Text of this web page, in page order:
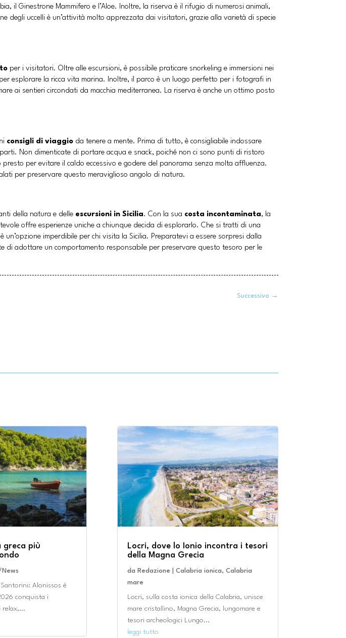
il Ginestrone Mammifero e l’Aloe. Inoltre, la riserva è il rifugio di numerosi animali,
degli uccelli è un’attività molto apprezzata dai visitatori, grazie alla varietà di specie
per i visitatori. Oltre alle escursioni, è possibile praticare snorkeling e immersioni nei
esplorare la ricca vita marina. Inoltre, il parco è un luogo perfetto per i fotografi in
ai sentieri circondati da macchia mediterranea. La riserva è anche un ottimo posto
consigli di viaggio da tenere a mente. Prima di tutto, è consigliabile indossare
Non dimenticate di portare acqua e snack, poiché non ci sono punti di ristoro
per evitare il caldo eccessivo e godere del panorama senza molta affluenza.
per preservare questo meraviglioso angolo di natura.
della natura e delle escursioni in Sicilia. Con la sua costa incontaminata, la
offre esperienze uniche a chiunque decida di esplorarlo. Che si tratti di una
imperdibile per chi visita la Sicilia. Preparatevi a essere sorpresi dalla
di adottare un comportamento responsabile per preservare questo tesoro per le
Successivo →
greca più
News
Alonissos è
conquista i
relax,...
Locri, dove lo Ionio incontra i tesori
della Magna Grecia
da Redazione Calabria ionica, Calabria
mare
Locri, sulla costa ionica della Calabria, unisce
mare cristallino, Magna Grecia, lungomare e
tesori archeologici Lungo...
leggi tutto